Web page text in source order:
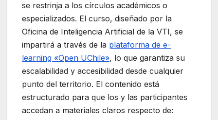
se restrinja a los círculos académicos o
especializados. El curso, diseñado por la
Oficina de Inteligencia Artificial de la VTI, se
impartirá a través de la plataforma de e-
learning «Open UChile», lo que garantiza su
escalabilidad y accesibilidad desde cualquier
punto del territorio. El contenido está
estructurado para que los y las participantes
accedan a materiales claros respecto de: